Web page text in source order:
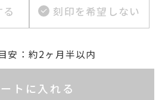
刻印を希望しない
安：約2ヶ月半以内
トに入れる